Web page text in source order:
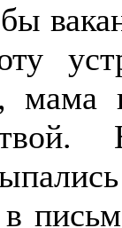
мама
в